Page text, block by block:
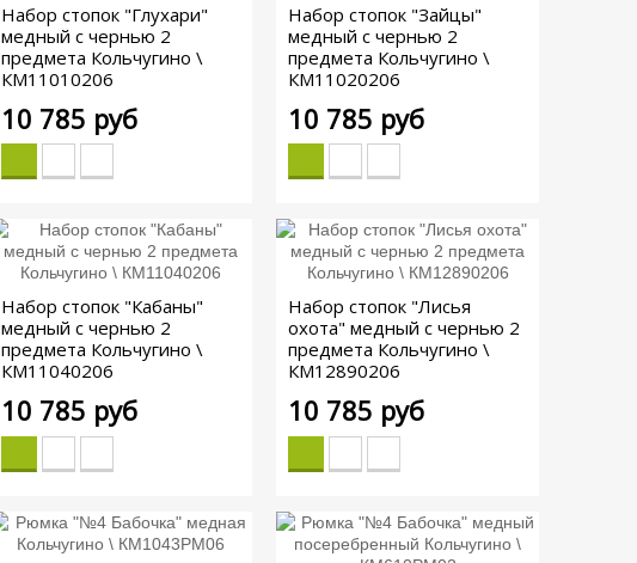
Набор стопок "Глухари"
медный с чернью 2
предмета Кольчугино \
КМ11010206
10 785 руб
Набор стопок "Зайцы"
медный с чернью 2
предмета Кольчугино \
КМ11020206
10 785 руб
Набор стопок "Кабаны"
медный с чернью 2
предмета Кольчугино \
КМ11040206
10 785 руб
Набор стопок "Лисья
охота" медный с чернью 2
предмета Кольчугино \
КМ12890206
10 785 руб